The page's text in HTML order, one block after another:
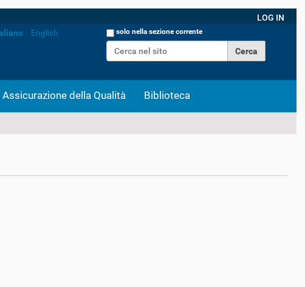
LOG IN
Cerca nel sito
solo nella sezione corrente
English
Assicurazione della Qualità Biblioteca